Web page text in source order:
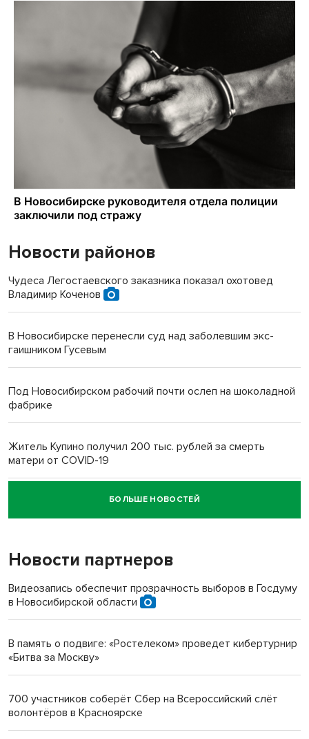
Новости районов
Чудеса Легостаевского заказника показал охотовед
Владимир Коченов
В Новосибирске перенесли суд над заболевшим экс-
гаишником Гусевым
Под Новосибирском рабочий почти ослеп на шоколадной
фабрике
Житель Купино получил 200 тыс. рублей за смерть
матери от COVID-19
Новосибирский суд наказал водителя за смерть
пенсионерки на вокзале
«Мы живём на пастбище!»: в новосибирском селе лошади
терроризируют жителей
Инвалид получил условный срок за избиение врачей
Новосибирский преподаватель с женой вошли в топ-16
Обновлённое отделение ВТБ открылось в Искитиме
БОЛЬШЕ НОВОСТЕЙ
Новости партнеров
Видеозапись обеспечит прозрачность выборов в Госдуму
в Новосибирской области
В память о подвиге: «Ростелеком» проведет кибертурнир
«Битва за Москву»
700 участников соберёт Сбер на Всероссийский слёт
волонтёров в Красноярске